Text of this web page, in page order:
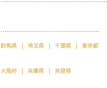
群馬県 埼玉県 千葉県
東京都
大阪府 兵庫県
奈良県